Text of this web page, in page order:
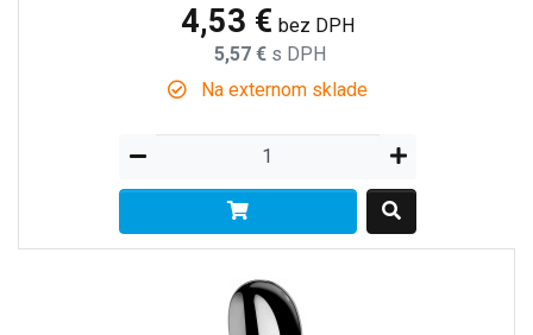
4,53 € bez DPH
5,57 € s DPH
Na externom sklade